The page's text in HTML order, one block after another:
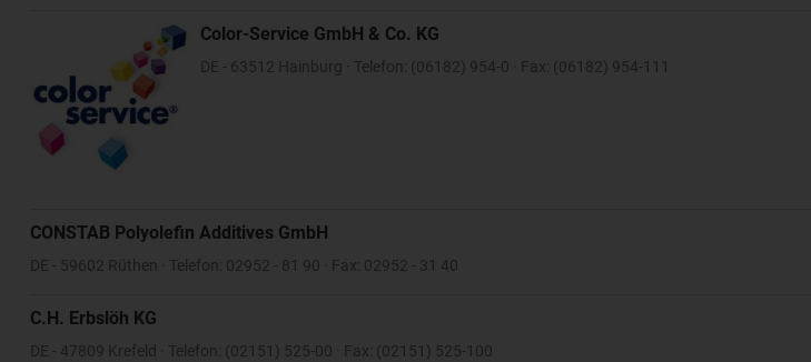
Color-Service GmbH & Co. KG
DE - 63512 Hainburg · Telefon: (06182) 954-0 · Fax: (06182) 954-111
CONSTAB Polyolefin Additives GmbH
DE - 59602 Rüthen · Telefon: 02952 - 81 90 · Fax: 02952 - 31 40
C.H. Erbslöh KG
DE - 47809 Krefeld · Telefon: (02151) 525-00 · Fax: (02151) 525-100